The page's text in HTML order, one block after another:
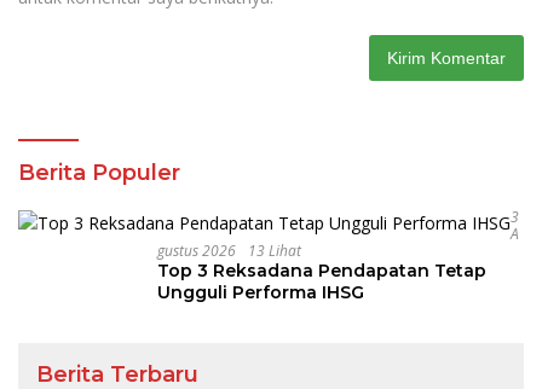
Berita Populer
3
A
Gustus 2026
13 Lihat
Top 3 Reksadana Pendapatan Tetap
Ungguli Performa IHSG
Berita Terbaru